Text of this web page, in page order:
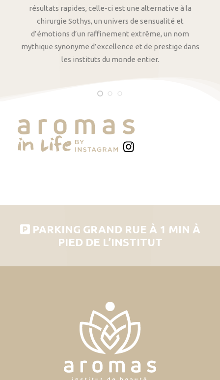
résultats rapides, celle-ci est une alternative à la
chirurgie Sothys, un univers de sensualité et
d’émotions d’un raffinement extrême, un nom
mythique synonyme d’excellence et de prestige dans
les instituts du monde entier.
PARKING GRAND RUE À 1 MIN À
PIED DE L’INSTITUT